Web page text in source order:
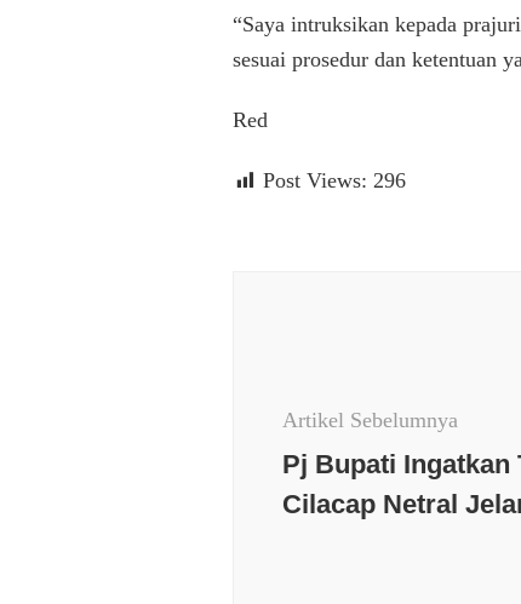
“Saya intruksikan kepada
sesuai prosedur dan ketentuan
Red
Post Views: 296
Artikel Sebelumnya
Pj Bupati Ingatkan
Cilacap Netral